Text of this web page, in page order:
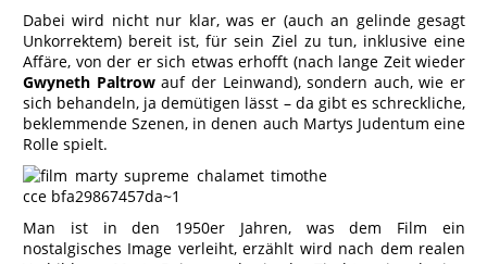
Dabei wird nicht nur klar, was er (auch an gelinde gesagt
Unkorrektem) bereit ist, für sein Ziel zu tun, inklusive eine
Affäre, von der er sich etwas erhofft (nach lange Zeit wieder
Gwyneth Paltrowauf der Leinwand), sondern auch, wie er
sich behandeln, ja demütigen lässt – da gibt es schreckliche,
beklemmende Szenen, in denen auch Martys Judentum eine
Rolle spielt.
Man ist in den 1950er Jahren, was dem Film ein
nostalgisches Image verleiht, erzählt wird nach dem realen